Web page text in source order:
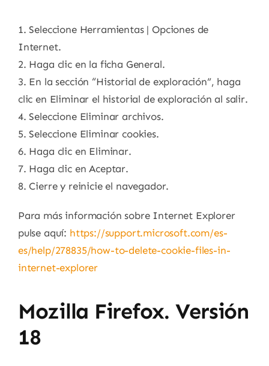
1. Seleccione Herramientas | Opciones de
Internet.
2. Haga clic en la ficha General.
3. En la sección “Historial de exploración”, haga
clic en Eliminar el historial de exploración al salir.
4. Seleccione Eliminar archivos.
5. Seleccione Eliminar cookies.
6. Haga clic en Eliminar.
7. Haga clic en Aceptar.
8. Cierre y reinicie el navegador.
Para más información sobre Internet Explorer
pulse aquí: https://support.microsoft.com/es-
es/help/278835/how-to-delete-cookie-files-in-
internet-explorer
Mozilla Firefox. Versión
18